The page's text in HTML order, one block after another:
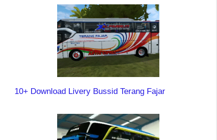
10+ Download Livery Bussid Terang Fajar